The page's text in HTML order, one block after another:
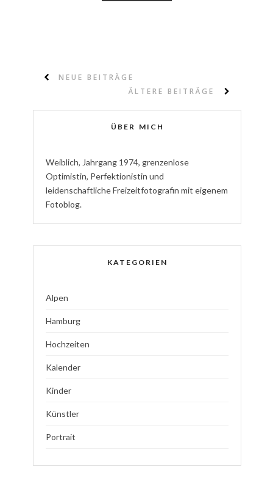
NEUE BEITRÄGE
ÄLTERE BEITRÄGE
ÜBER MICH
Weiblich, Jahrgang 1974, grenzenlose
Optimistin, Perfektionistin und
leidenschaftlicheFreizeitfotografin mit eigenem
Fotoblog.
KATEGORIEN
Alpen
Hamburg
Hochzeiten
Kalender
Kinder
Künstler
Portrait